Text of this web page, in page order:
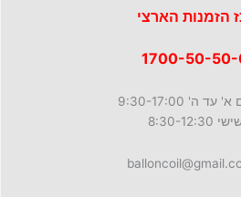
הזמנות הארצי
ה' 9:30-17:00
12:30